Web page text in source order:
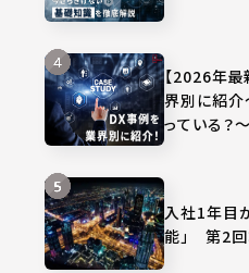
【2026年最
界別に紹介
っている？～
入社1年目
能」 第2回